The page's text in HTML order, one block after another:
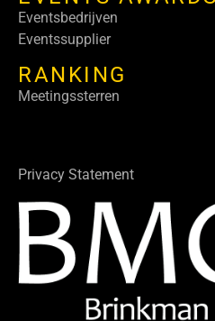
Eventsbedrijven
Eventssupplier
RANKING
Meetingssterren
Privacy Statement